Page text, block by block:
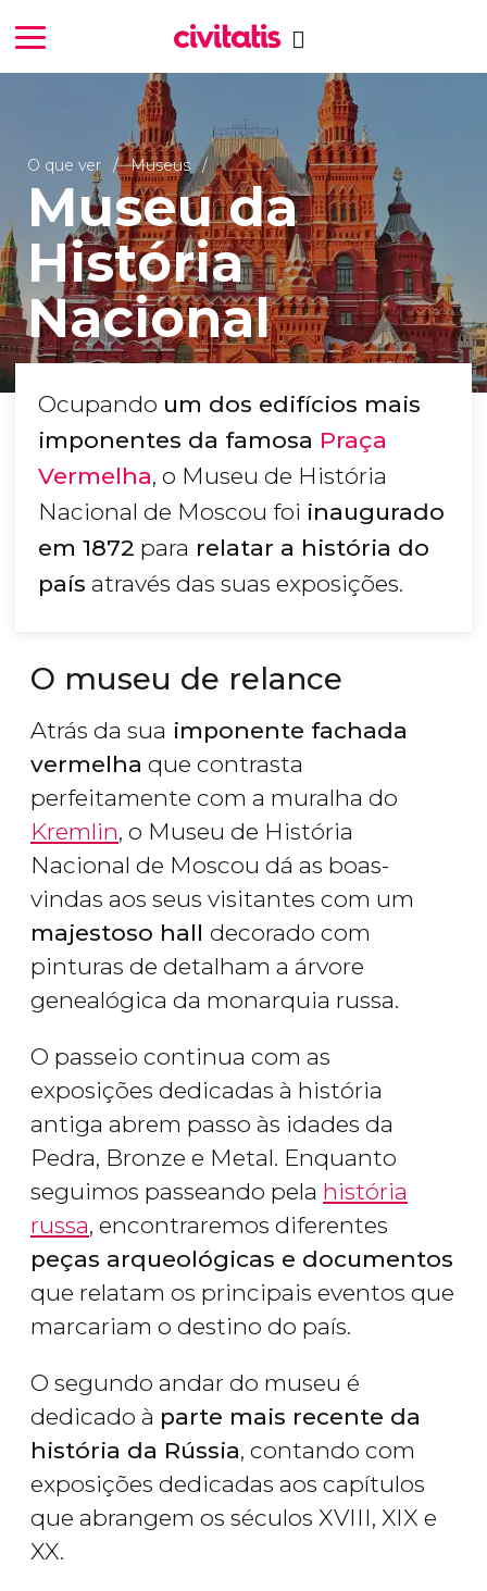
O que ver Museus
Museu da
História
Nacional
Ocupando um dos edifícios mais
imponentes da famosa Praça
Vermelha, o Museu de História
Nacional de Moscou foi inaugurado
em 1872 para relatar a história do
país através das suas exposições.
O museu de relance
Atrás da sua imponente fachada
vermelha que contrasta
perfeitamente com a muralha do
Kremlin, o Museu de História
Nacional de Moscou dá as boas-
vindas aos seus visitantes com um
majestoso hall decorado com
pinturas de detalham a árvore
genealógica da monarquia russa.
O passeio continua com as
exposições dedicadas à história
antiga abrem passo às idades da
Pedra, Bronze e Metal. Enquanto
seguimos passeando pela história
russa, encontraremos diferentes
peças arqueológicas e documentos
que relatam os principais eventos que
marcariam o destino do país.
O segundo andar do museu é
dedicado à parte mais recente da
história da Rússia, contando com
exposições dedicadas aos capítulos
que abrangem os séculos XVIII, XIX e
XX.